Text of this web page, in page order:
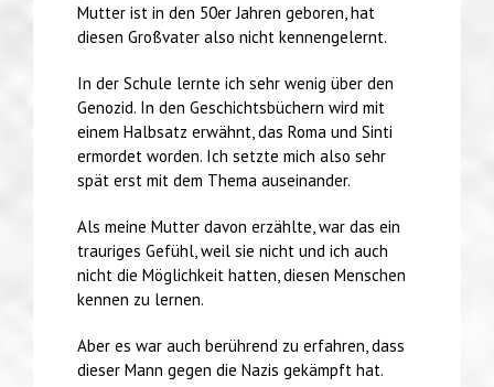
Mutter ist in den 50er Jahren geboren, hat
diesen Großvater also nicht kennengelernt.
In der Schule lernte ich sehr wenig über den
Genozid. In den Geschichtsbüchern wird mit
einem Halbsatz erwähnt, das Roma und Sinti
ermordet worden. Ich setzte mich also sehr
spät erst mit dem Thema auseinander.
Als meine Mutter davon erzählte, war das ein
trauriges Gefühl, weil sie nicht und ich auch
nicht die Möglichkeit hatten, diesen Menschen
kennen zu lernen.
Aber es war auch berührend zu erfahren, dass
dieser Mann gegen die Nazis gekämpft hat.